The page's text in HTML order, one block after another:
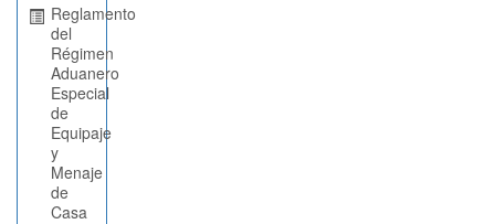
Reglamento
del
Régimen
Aduanero
Especial
de
Equipaje
y
Menaje
de
Casa